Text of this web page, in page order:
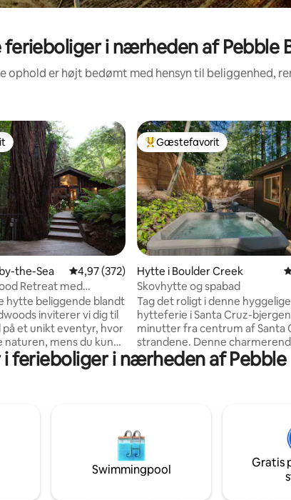
i nærheden af Pebble
ophold er højt bedømt med hensyn til beliggenhed,
605 omtaler
the-Sea 4,97 ud af 5 i gennemsnitlig bedømmelse,
4,97 (372)
Retreat med
hytte beliggende blandt
inviterer vi dig til
på et unikt eventyr, hvor
naturen, mens du kun
byen. Vinsmagning i
golf i verdensklasse
væk, og tag stikket ud
i stilheden og
Serene Redwood
Bedste gæstefavorit
Gæstefavorit
Hytte i Boulder Creek
Skovhytte og spabad
Tag det roligt i denne hyggelige
hytteferie i Santa Cruz-
minutter fra centrum af Santa
strandene. Denne
studiolejlighed på 400 kvm er
perfekte ramme til at koble af
boblebad, bålplads med
hængekøje, så du kan slappe
slappe af. Bemærk, at hytten
ensrettet, blæsefuld vej. Der er
men intet tv eller aircondition. SCC-
i nærheden af Pebble
Swimmingpool
Gratis